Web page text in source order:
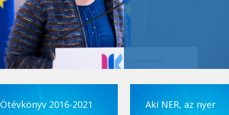
Ötévkönyv 2016-2021 Aki NER, az nyer